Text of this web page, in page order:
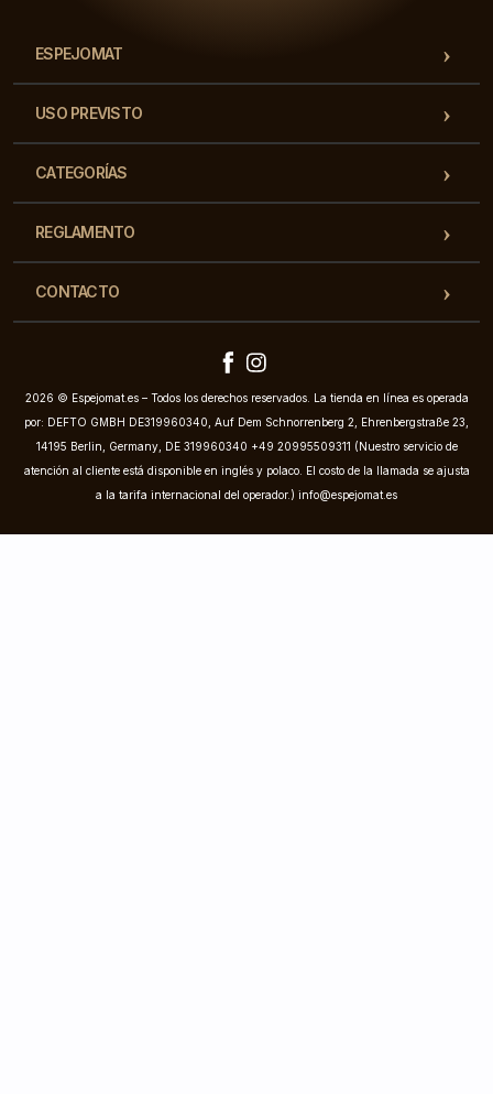
ESPEJOMAT
USO PREVISTO
CATEGORÍAS
REGLAMENTO
CONTACTO
2026 © Espejomat.es – Todos los derechos reservados. La tienda en línea es operada
por: DEFTO GMBH DE319960340, Auf Dem Schnorrenberg 2, Ehrenbergstraße 23,
14195 Berlin, Germany, DE 319960340 +49 20995509311 (Nuestro servicio de
atención al cliente está disponible en inglés y polaco. El costo de la llamada se ajusta
a la tarifa internacional del operador.) info@espejomat.es